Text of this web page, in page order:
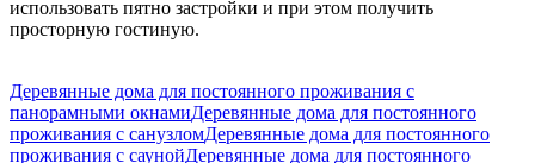
использовать пятно застройки и при этом получить
просторную гостиную.
Деревянные дома для постоянного проживания с
панорамными окнамиДеревянные дома для постоянного
проживания с санузломДеревянные дома для постоянного
проживания с саунойДеревянные дома для постоянного